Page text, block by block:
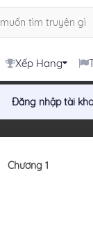
Xếp Hạng
Đăng nhập tài
Chương 1